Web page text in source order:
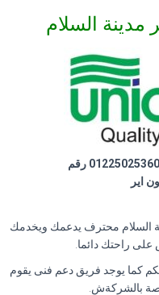
مدينة السلام
صيانة يونيون اير مدينة السلام 01225025360 رقم
اير
السلام محترف يدعمك ويخدمك
على راحتك دائما
كما يوجد فريق دعم فنى يقوم
بالشركةش